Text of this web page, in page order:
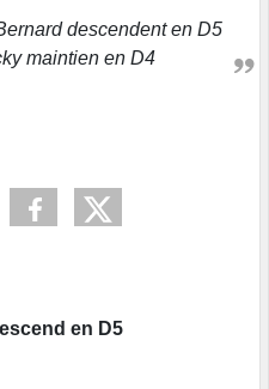
maintien en D4
en D5